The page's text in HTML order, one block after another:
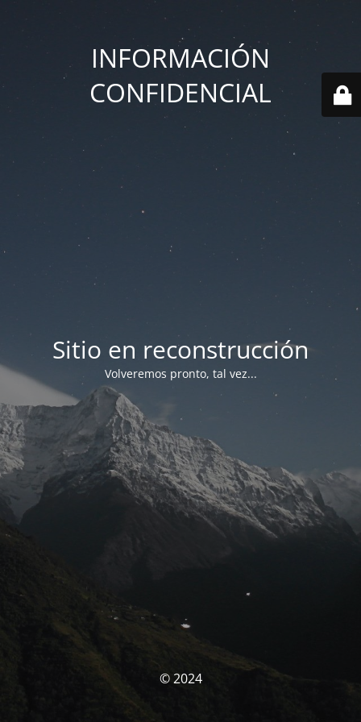
INFORMACIÓN
CONFIDENCIAL
Sitio en reconstrucción
Volveremos pronto, tal vez...
© 2024